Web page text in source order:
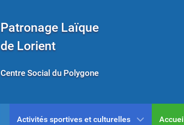
Patronage Laïque
de Lorient
Centre Social du Polygone
Activités sportives et culturelles